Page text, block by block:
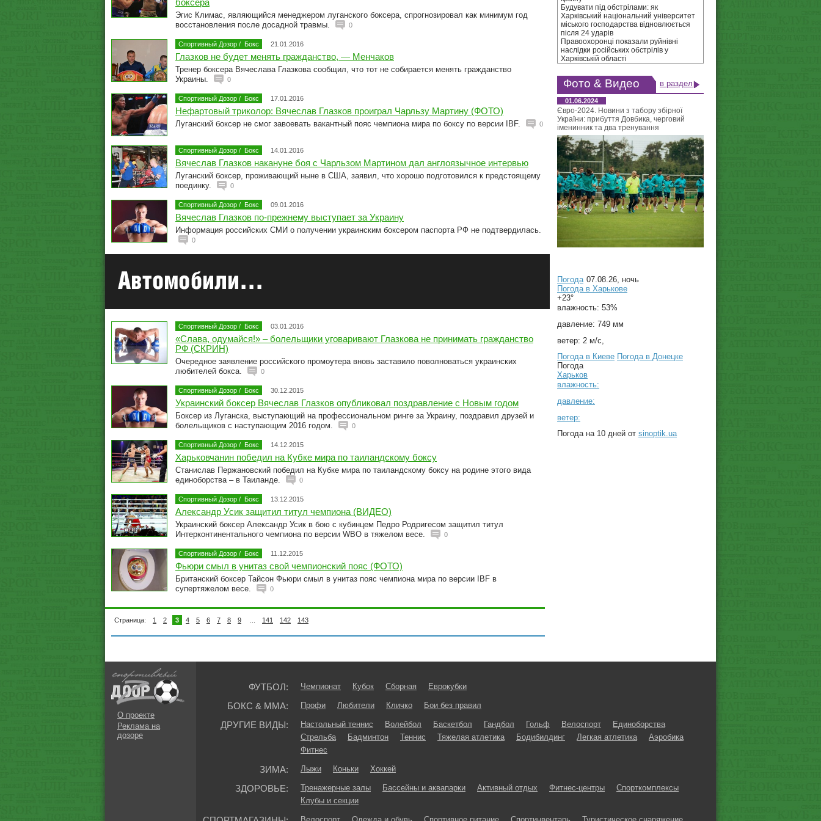
боксера
Эгис Климас, являющийся менеджером луганского боксера, спрогнозировал как минимум год
восстановления после досадной травмы.
0
Спортивный Дозор / Бокс 21.01.2016
Глазков не будет менять гражданство, — Менчаков
Тренер боксера Вячеслава Глазкова сообщил, что тот не собирается менять гражданство
Украины.
0
Спортивный Дозор / Бокс 17.01.2016
Нефартовый триколор: Вячеслав Глазков проиграл Чарльзу Мартину (ФОТО)
Луганский боксер не смог завоевать вакантный пояс чемпиона мира по боксу по версии IBF. 0
Спортивный Дозор / Бокс 14.01.2016
Вячеслав Глазков накануне боя с Чарльзом Мартином дал англоязычное интервью
Луганский боксер, проживающий ныне в США, заявил, что хорошо подготовился к предстоящему
поединку.
0
Спортивный Дозор / Бокс 09.01.2016
Вячеслав Глазков по-прежнему выступает за Украину
Информация российских СМИ о получении украинским боксером паспорта РФ не подтвердилась.
0
Спортивный Дозор / Бокс 03.01.2016
«Слава, одумайся!» – болельщики уговаривают Глазкова не принимать гражданство
РФ (СКРИН)
Очередное заявление российского промоутера вновь заставило поволноваться украинских
любителей бокса.
0
Спортивный Дозор / Бокс 30.12.2015
Украинский боксер Вячеслав Глазков опубликовал поздравление с Новым годом
Боксер из Луганска, выступающий на профессиональном ринге за Украину, поздравил друзей и
болельщиков с наступающим 2016 годом.
0
Спортивный Дозор / Бокс 14.12.2015
Харьковчанин победил на Кубке мира по таиландскому боксу
Станислав Пержановский победил на Кубке мира по таиландскому боксу на родине этого вида
единоборства – в Таиланде.
0
Спортивный Дозор / Бокс 13.12.2015
Александр Усик защитил титул чемпиона (ВИДЕО)
Украинский боксер Александр Усик в бою с кубинцем Педро Родригесом защитил титул
Интерконтинентального чемпиона по версии WBO в тяжелом весе.
0
Спортивный Дозор / Бокс 11.12.2015
Фьюри смыл в унитаз свой чемпионский пояс (ФОТО)
Британский боксер Тайсон Фьюри смыл в унитаз пояс чемпиона мира по версии IBF в
супертяжелом весе.
0
Страница: 1 2 3 4 5 6 7 8 9 141 142 143
Будувати під обстрілами: як
Харківський національний університет
міського господарства відновлюється
після 24 ударів
Правоохоронці показали руйнівні
наслідки російських обстрілів у
Харківській області
Фото & Видео в раздел
01.06.2024
Євро-2024. Новини з табору збірної
України: прибуття Довбика, черговий
іменинник та два тренування
Погода 07.08.26, ночь
Погода в Харькове
+23°
влажность: 53%
давление: 749 мм
ветер: 2 м/с,
Погода в Киеве Погода в Донецке
Погода
Харьков
влажность:
давление:
ветер:
Погода на 10 дней от sinoptik.ua
О проекте
Реклама на
дозоре
ФУТБОЛ: Чемпионат Кубок Сборная Еврокубки
БОКС & ММА: Профи Любители Кличко Бои без правил
ДРУГИЕ ВИДЫ: Настольный теннис Волейбол Баскетбол Гандбол Гольф Велоспорт
Единоборства
Стрельба
Бадминтон Теннис Тяжелая атлетика Бодибилдинг Легкая атлетика
Аэробика
Фитнес
ЗИМА: Лыжи Коньки Хоккей
ЗДОРОВЬЕ: Тренажерные залы Бассейны и аквапарки Активный отдых Фитнес-центры
Спорткомплексы
Клубы и секции